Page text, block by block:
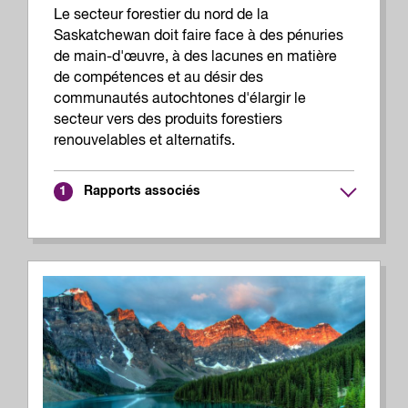
Le secteur forestier du nord de la
Saskatchewan doit faire face à des pénuries
de main-d'œuvre, à des lacunes en matière
de compétences et au désir des
communautés autochtones d'élargir le
secteur vers des produits forestiers
renouvelables et alternatifs.
1 Rapports associés